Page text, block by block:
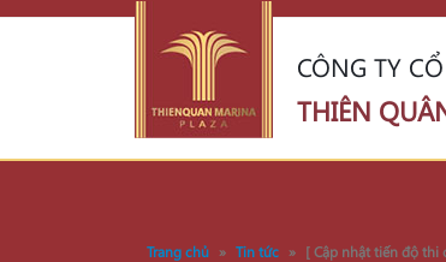
CÔNG TY
THIÊN
Trang chủ » Tin tức » [ Cập nhật tiến độ thi